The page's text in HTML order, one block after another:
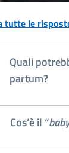
tutte le
Quali
partum?
Cos’è il “